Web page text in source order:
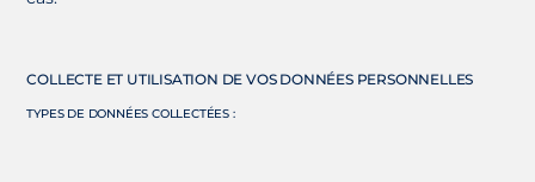
COLLECTE ET UTILISATION DE VOS DONNÉES PERSONNELLES
TYPES DE DONNÉES COLLECTÉES :